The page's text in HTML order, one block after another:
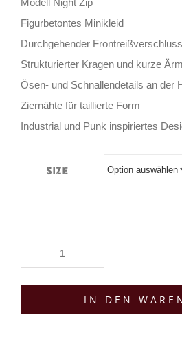
Modell Night Zip
Figurbetontes Minikleid
Durchgehender
Strukturierter Kragen und kurze
Ösen- und Schnallendetails an der
Ziernähte für taillierte Form
Industrial und Punk inspiriertes
Size
Kleid
NightIN DEN